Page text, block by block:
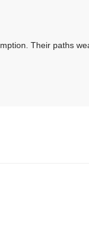
Their paths